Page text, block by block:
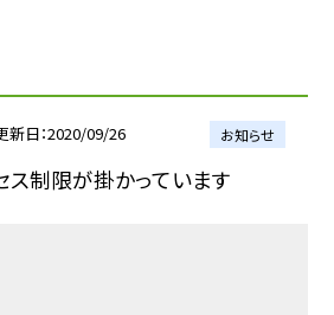
新日 2020/09/26 お知らせ
ス制限が掛かっています